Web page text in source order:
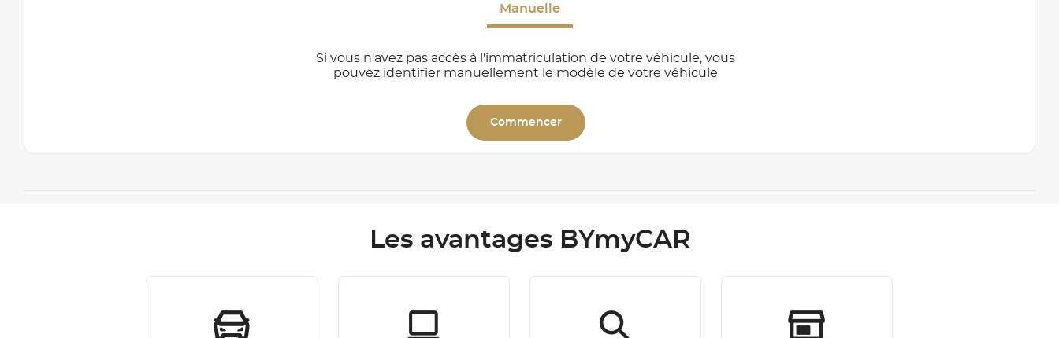
Manuelle
Si vous n'avez pas accès à l'immatriculation de votre véhicule, vous
pouvez identifier manuellement le modèle de votre véhicule
Commencer
Les avantages BYmyCAR